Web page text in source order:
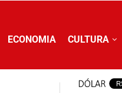
ECONOMIA CULTURA